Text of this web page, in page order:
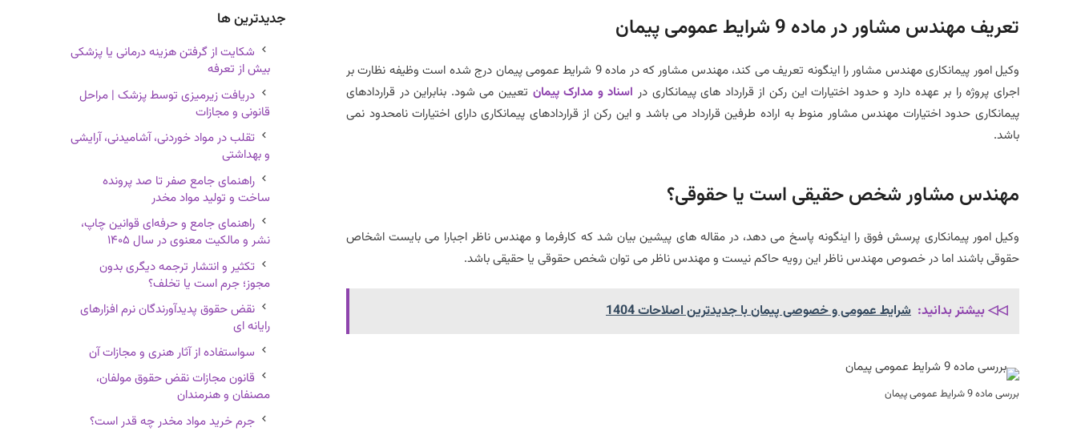
تعریف مهندس مشاور در ماده 9 شرایط عمومی پیمان
وکیل امور پیمانکاری مهندس مشاور را اینگونه تعریف می کند، مهندس مشاور که در ماده 9 شرایط عمومی پیمان درج شده است وظیفه نظارت بر
اجرای پروژه را بر عهده دارد و حدود اختیارات این رکن از قرارداد های پیمانکاری در اسناد و مدارک پیمان تعیین می شود. بنابراین در قراردادهای
پیمانکاری حدود اختیارات مهندس مشاور منوط به اراده طرفین قرارداد می باشد و این رکن از قراردادهای پیمانکاری دارای اختیارات نامحدود نمی
باشد.
مهندس مشاور شخص حقیقی است یا حقوقی؟
وکیل امور پیمانکاری پرسش فوق را اینگونه پاسخ می دهد، در مقاله های پیشین بیان شد که کارفرما و مهندس ناظر اجبارا می بایست اشخاص
حقوقی باشند اما در خصوص مهندس ناظر این رویه حاکم نیست و مهندس ناظر می توان شخص حقوقی یا حقیقی باشد.
◁◁ بیشتر بدانید: شرایط عمومی و خصوصی پیمان با جدیدترین اصلاحات 1404
بررسی ماده 9 شرایط عمومی پیمان
جدیدترین ها
شکایت از گرفتن هزینه درمانی یا پزشکی
بیش از تعرفه
دریافت زیرمیزی توسط پزشک | مراحل
قانونی و مجازات
تقلب در مواد خوردنی، آشامیدنی، آرایشی
و بهداشتی
راهنمای جامع صفر تا صد پرونده
ساخت و تولید مواد مخدر
راهنمای جامع و حرفه‌ای قوانین چاپ،
نشر و مالکیت معنوی در سال ۱۴۰۵
تکثیر و انتشار ترجمه دیگری بدون
مجوز؛ جرم است یا تخلف؟
نقض حقوق پدیدآورندگان نرم افزارهای
رایانه ای
سواستفاده از آثار هنری و مجازات آن
قانون مجازات نقض حقوق مولفان،
مصنفان و هنرمندان
جرم خرید مواد مخدر چه قدر است؟